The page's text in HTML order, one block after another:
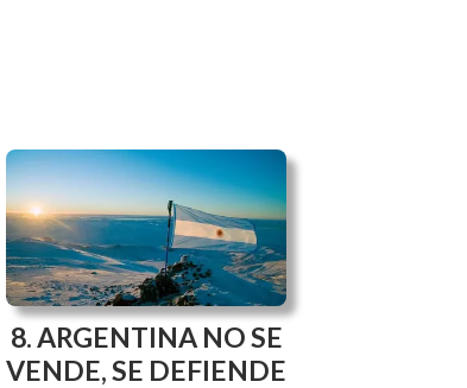
ARGENTINA NO SE
VENDE, SE DEFIENDE